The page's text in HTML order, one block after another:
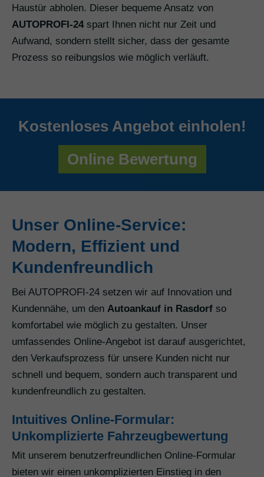
Haustür abholen. Dieser bequeme Ansatz von
AUTOPROFI-24spart Ihnen nicht nur Zeit und
Aufwand, sondern stellt sicher, dass der gesamte
Prozess so reibungslos wie möglich verläuft.
Kostenloses Angebot einholen!
Online Bewertung
Unser Online-Service:
Modern, Effizient und
Kundenfreundlich
Bei AUTOPROFI-24 setzen wir auf Innovation und
Kundennähe, um den Autoankauf in Rasdorf so
komfortabel wie möglich zu gestalten. Unser
umfassendes Online-Angebot ist darauf ausgerichtet,
den Verkaufsprozess für unsere Kunden nicht nur
schnell und bequem, sondern auch transparent und
kundenfreundlich zu gestalten.
Intuitives Online-Formular:
Unkomplizierte Fahrzeugbewertung
Mit unserem benutzerfreundlichen Online-Formular
bieten wir einen unkomplizierten Einstieg in den